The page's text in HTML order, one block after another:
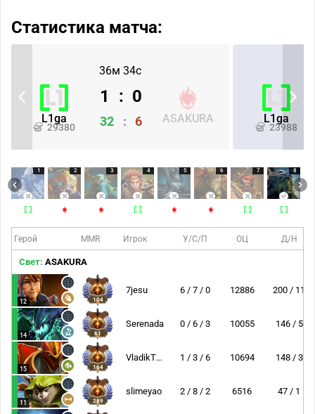
Статистика матча:
36м 34с
L1ga
29380
ASAKURA
1 : 0
32 : 6 L1ga
23988
1 2 3 4 5 6 7 8
Герой MMR Игрок У/С/П ОЦ Д/Н
Свет: ASAKURA
12 104
7jesu 6 / 7 / 0 12886 200 / 11
14 61
Serenada 0 / 6 / 3 10055 146 / 5
15 164
VladikTheHtiviy 1 / 3 / 6 10694 148 / 3
11 289
slimeyao 2 / 8 / 2 6516 47 / 1